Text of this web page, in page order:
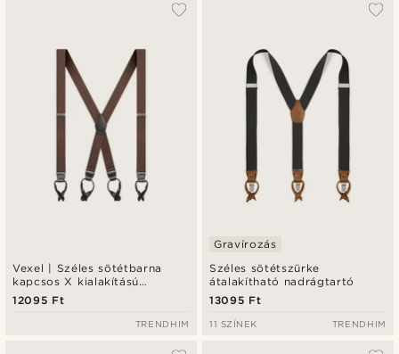
Vexel | Széles sötétbarna
kapcsos X kialakítású
nadrágtartó
12095 Ft
TRENDHIM
Széles sötétszürke
átalakítható nadrágtartó
Gravírozás
13095 Ft
11 SZÍNEK TRENDHIM